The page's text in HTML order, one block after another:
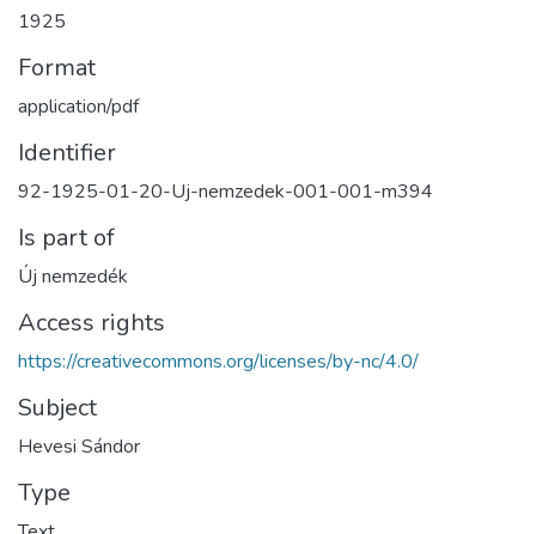
1925
Format
application/pdf
Identifier
92-1925-01-20-Uj-nemzedek-001-001-m394
Is part of
Új nemzedék
Access rights
https://creativecommons.org/licenses/by-nc/4.0/
Subject
Hevesi Sándor
Type